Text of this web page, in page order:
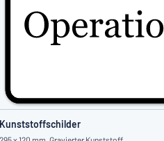
Kunststoffschilder